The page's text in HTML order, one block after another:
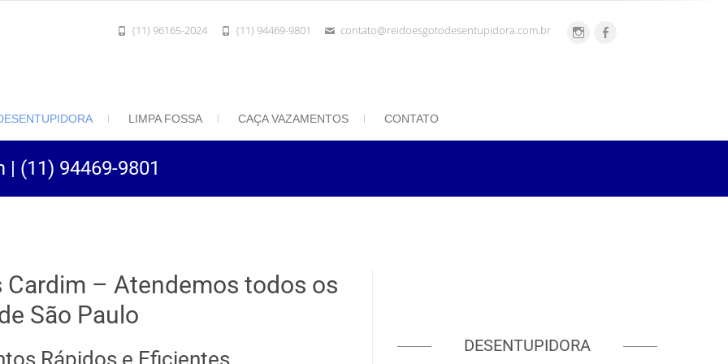
(11) 96165-2024 (11) 94469-9801 contato@reidoesgotodesentupidora.com.br
LIMPA FOSSA CAÇA VAZAMENTOS CONTATO
(11) 94469-9801
Cardim – Atendemos todos os
São Paulo
Rápidos e Eficientes
DESENTUPIDORA